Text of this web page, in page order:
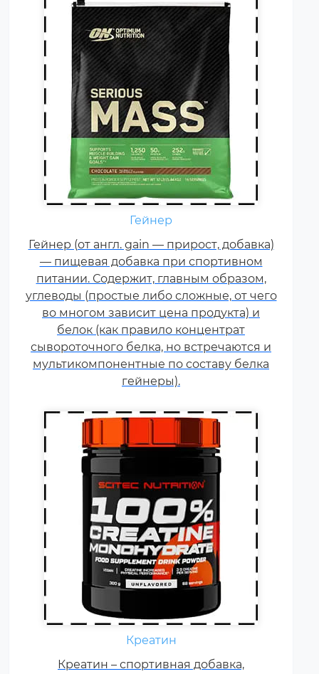
Гейнер
Гейнер (от англ. gain — прирост, добавка)
— пищевая добавка при спортивном
питании. Содержит, главным образом,
углеводы (простые либо сложные, от чего
во многом зависит цена продукта) и
белок (как правило концентрат
сывороточного белка, но встречаются и
мультикомпонентные по составу белка
гейнеры).
Креатин – спортивная добавка,
используемая в силовых видах
спорта, фитнесе, а также видах
спорта связанных с
динамической нагрузкой или
силовой выносливостью. Это
кислота, синтезируемая в
организме человека в
скелетных мышцах.
Креатин
Креатин – спортивная добавка,
Ежедневно каждому
витамины группы В, карнитин –
витамин Т, витамины С, D, E, F.